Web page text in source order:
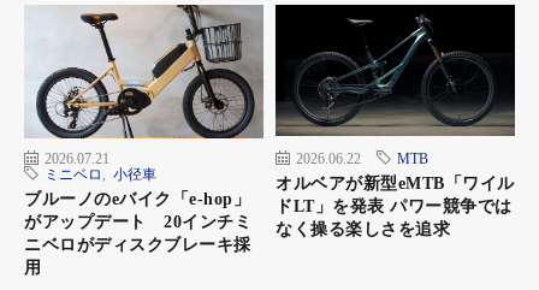
2026.07.21
ミニベロ
小径車
ブルーノのeバイク「e-hop」
がアップデート 20インチミ
ニベロがディスクブレーキ採
用
2026.06.22 MTB
オルベアが新型eMTB「ワイル
ドLT」を発表 パワー競争では
なく操る楽しさを追求